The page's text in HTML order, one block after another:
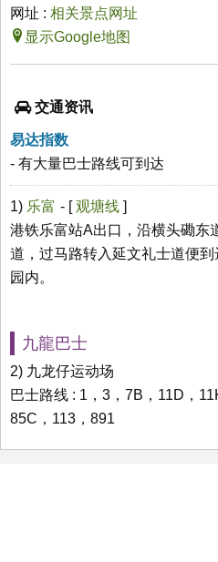
网址 : 相关景点网址
显示Google地图
交通资讯
易达指数
- 有大量巴士路线可到达
1) 乐富 - [观塘线 ]
港铁乐富站A出口，沿横头磡东
道，过马路转入延文礼士道便
园内。
九龍巴士
2) 九龙仔运动场
巴士路线 : 1，3，7B，11D，
85C，113，891